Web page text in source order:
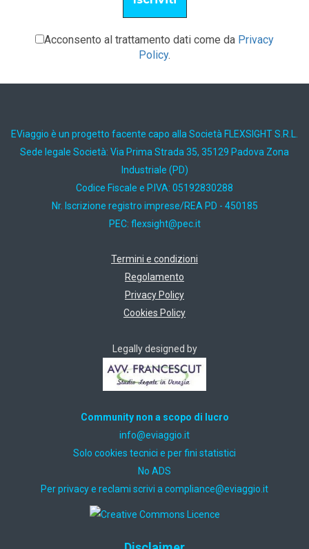
Acconsento al trattamento dati come da Privacy
Policy.
EViaggio è un progetto facente capo alla Società FLEXSIGHT S.R.L.
Sede legale Società: Via Prima Strada 35, 35129 Padova Zona
Industriale (PD)
Codice Fiscale e P.IVA: 05192830288
Nr. Iscrizione registro imprese/REA PD - 450185
PEC: ti.cep@thgisxelf
Termini e condizioni
Regolamento
Privacy Policy
Cookies Policy
Legally designed by
Community non a scopo di lucro
ti.oiggaive@ofni
Solo cookies tecnici e per fini statistici
No ADS
Per privacy e reclami scrivi a ti.oiggaive@ecnailpmoc